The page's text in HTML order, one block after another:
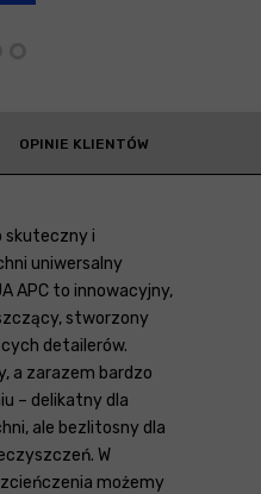
OPINIE KLIENTÓW
skuteczny i
uniwersalny
APC to innowacyjny,
stworzony
detailerów.
a zarazem bardzo
– delikatny dla
ale bezlitosny dla
W
możemy